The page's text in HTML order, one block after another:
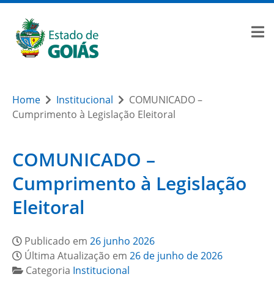
Home Institucional
COMUNICADO –
Cumprimento à Legislação Eleitoral
COMUNICADO –
Cumprimento à Legislação
Eleitoral
Publicado em 26 junho 2026
Última Atualização em 26 de junho de 2026
Categoria Institucional